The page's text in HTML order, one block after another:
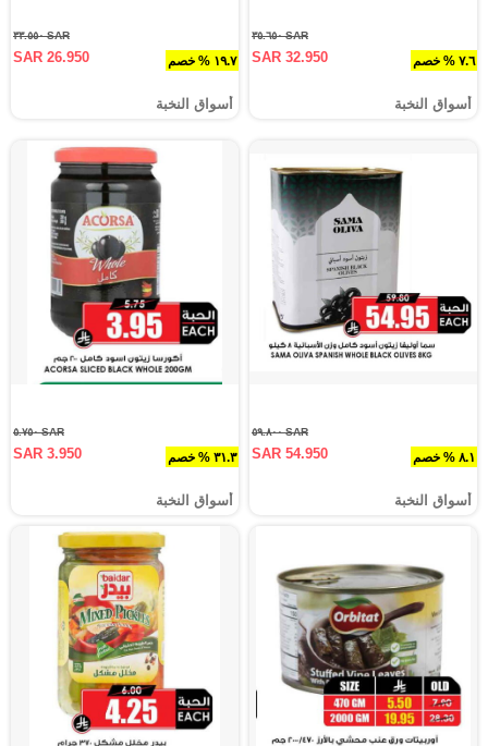
٧.٦ % خصم
SAR ٣٥.٦٥٠
SAR 32.950
أسواق النخبة
١٩.٧ % خصم
SAR ٣٣.٥٥٠
SAR 26.950
أسواق النخبة
٨.١ % خصم
SAR ٥٩.٨٠٠
SAR 54.950
أسواق النخبة
٣١.٣ % خصم
SAR ٥.٧٥٠
SAR 3.950
أسواق النخبة